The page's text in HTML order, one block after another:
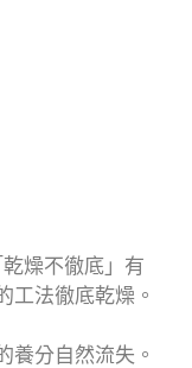
燥不徹底」有
法徹底乾燥。
養分自然流失。